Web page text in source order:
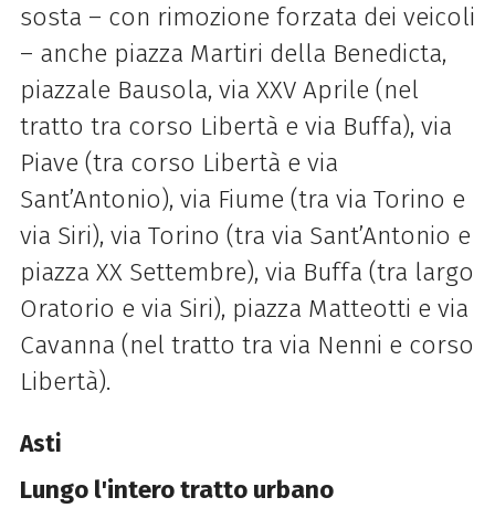
sosta – con rimozione forzata dei veicoli
– anche piazza Martiri della Benedicta,
piazzale Bausola, via XXV Aprile (nel
tratto tra corso Libertà e via Buffa), via
Piave (tra corso Libertà e via
Sant’Antonio), via Fiume (tra via Torino e
via Siri), via Torino (tra via Sant’Antonio e
piazza XX Settembre), via Buffa (tra largo
Oratorio e via Siri), piazza Matteotti e via
Cavanna (nel tratto tra via Nenni e corso
Libertà).
Asti
Lungo l'intero tratto urbano